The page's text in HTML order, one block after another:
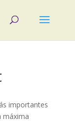
importantes
máxima